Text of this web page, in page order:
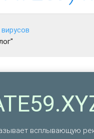
всплывающую